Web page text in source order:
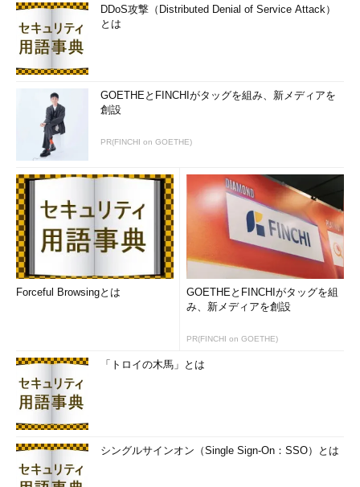
DDoS攻撃（Distributed Denial of Service Attack）
とは
GOETHEとFINCHIがタッグを組み、新メディアを
創設
PR(FINCHI on GOETHE)
Forceful Browsingとは
GOETHEとFINCHIがタッグを組
み、新メディアを創設
PR(FINCHI on GOETHE)
「トロイの木馬」とは
シングルサインオン（Single Sign-On：SSO）とは